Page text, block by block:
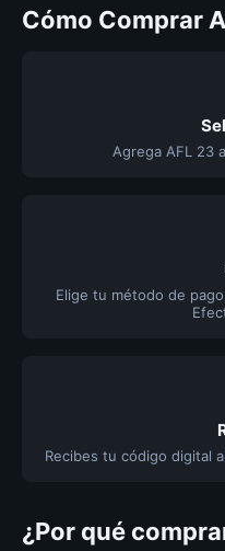
Cómo Comprar
Agrega AFL 23
Elige tu método de
Recibes tu código digital
¿Por qué